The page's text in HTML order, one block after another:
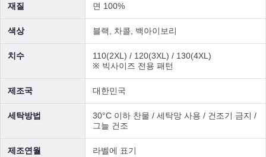
재질 면 100%
색상 블랙, 차콜, 백아이보리
치수
110(2XL) / 120(3XL) / 130(4XL)
※ 빅사이즈 전용 패턴
제조국 대한민국
세탁방법
30°C 이하 찬물 / 세탁망 사용 / 건조기 금지 /
그늘 건조
제조연월 라벨에 표기